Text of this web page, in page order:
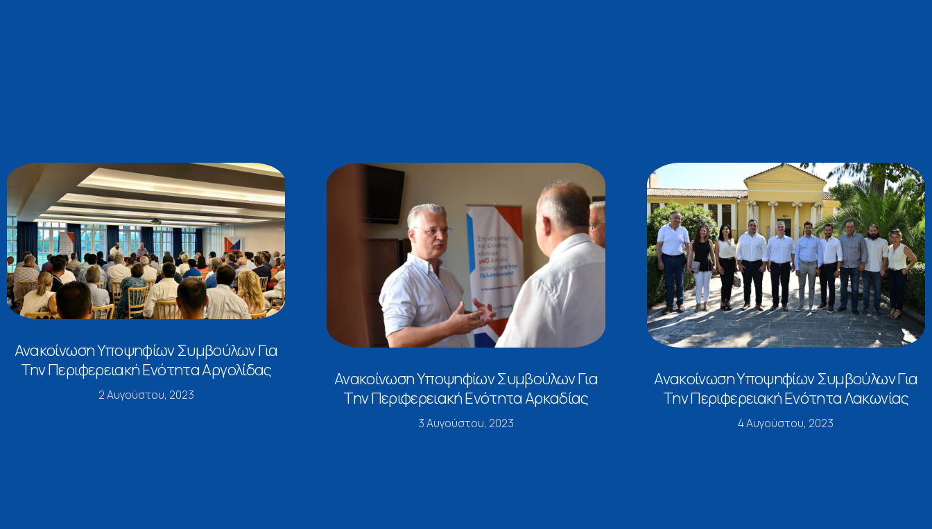
Ανακοίνωση Υποψηφίων Συμβούλων Για
Την Περιφερειακή Ενότητα Αργολίδας
2 Αυγούστου, 2023
Ανακοίνωση Υποψηφίων Συμβούλων Για
Την Περιφερειακή Ενότητα Αρκαδίας
3 Αυγούστου, 2023
Ανακοίνωση Υποψηφίων Συμβούλων Για
Την Περιφερειακή Ενότητα Λακωνίας
4 Αυγούστου, 2023